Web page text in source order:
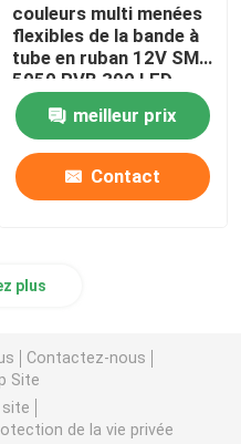
couleurs multi menées
flexibles de la bande à
tube en ruban 12V SMD
5050 RVB 300 LED
meilleur prix
Contact
plus
Contactez-nous
Site
site
de la vie privée